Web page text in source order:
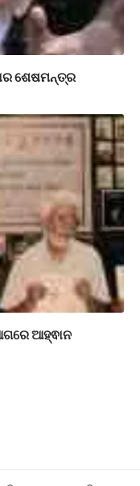
ଶେଷମନ୍ତ୍ର
ଆହ୍ଵାନ